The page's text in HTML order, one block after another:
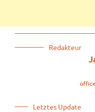
Redakteur
Letztes Update